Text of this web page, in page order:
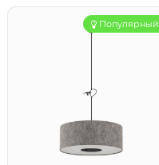
Популярный